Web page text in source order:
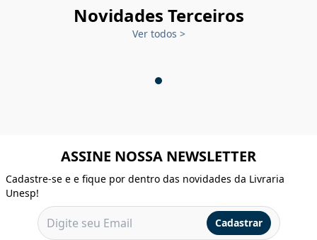
Novidades Terceiros
Ver todos >
ASSINE NOSSA NEWSLETTER
Cadastre-se e e fique por dentro das novidades da Livraria
Unesp!
Cadastrar